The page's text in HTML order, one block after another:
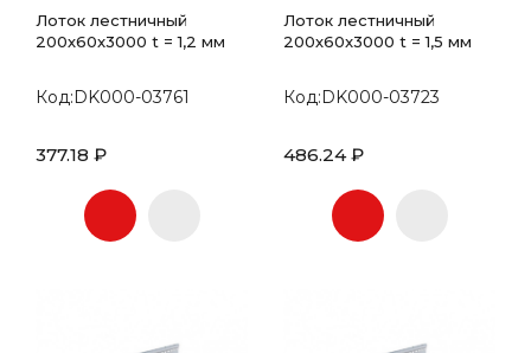
Лоток лестничный
200х60x3000 t = 1,2 мм
Код:DK000-03761
377.18 ₽
Лоток лестничный
200х60x3000 t = 1,5 мм
Код:DK000-03723
486.24 ₽